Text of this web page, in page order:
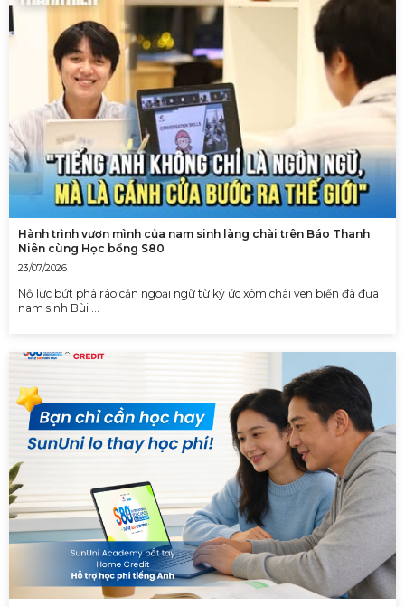
Hành trình vươn mình của nam sinh làng chài trên Báo Thanh
Niên cùng Học bổng S80
23/07/2026
Nỗ lực bứt phá rào cản ngoại ngữ từ ký ức xóm chài ven biển đã đưa
nam sinh Bùi …